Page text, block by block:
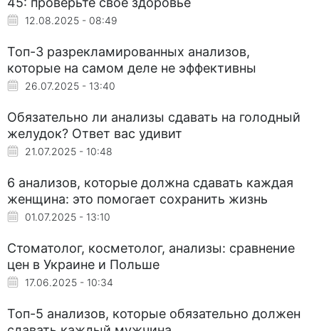
12.08.2025 - 08:49
Топ-3 разрекламированных анализов,
которые на самом деле не эффективны
26.07.2025 - 13:40
Обязательно ли анализы сдавать на голодный
желудок? Ответ вас удивит
21.07.2025 - 10:48
6 анализов, которые должна сдавать каждая
женщина: это помогает сохранить жизнь
01.07.2025 - 13:10
Стоматолог, косметолог, анализы: сравнение
цен в Украине и Польше
17.06.2025 - 10:34
Топ-5 анализов, которые обязательно должен